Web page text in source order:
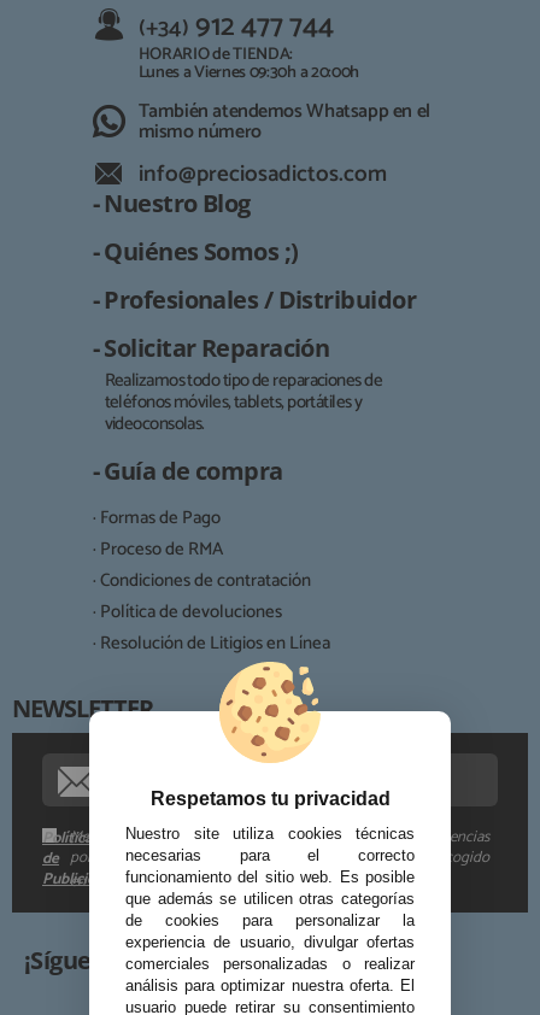
(+34) 912 477 744
HORARIO de TIENDA:
Lunes a Viernes 09:30h a 20:00h
También atendemos Whatsapp en el
mismo número
info@preciosadictos.com
- Nuestro Blog
- Quiénes Somos ;)
- Profesionales / Distribuidor
- Solicitar Reparación
Realizamos todo tipo de reparaciones de
teléfonos móviles, tablets, portátiles y
videoconsolas.
- Guía de compra
· Formas de Pago
· Proceso de RMA
· Condiciones de contratación
· Política de devoluciones
· Resolución de Litigios en Línea
NEWSLETTER
Me gustaría recibir descuentos exclusivos, novedades y tendencias
por e-mail. Puedo darme de baja cuando quiera según lo recogido
en la
Política
de
Publicidad
Responsable:
Finalidad:
Destinatarios:
Derechos:
Procedencia de los datos:
Información adicional:
¡Síguenos!
Respetamos tu privacidad
Nuestro site utiliza cookies técnicas
necesarias para el correcto
funcionamiento del sitio web. Es posible
que además se utilicen otras categorías
de cookies para personalizar la
experiencia de usuario, divulgar ofertas
comerciales personalizadas o realizar
análisis para optimizar nuestra oferta. El
usuario puede retirar su consentimiento